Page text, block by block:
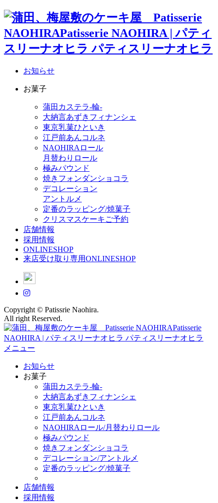
お知らせ
お菓子
蒲田カステラ-輪-
大納言あずきフィナンシェ
東京乳菓ひといき
江戸前あんコルネ
NAOHIRAロール
月替わりロール
極みパウンド
焼きフォンダンショコラ
デコレーション
アントルメ
定番のラッピング/焼菓子
クリスマスケーキご予約
店舗情報
採用情報
ONLINESHOP
来店受け取り専用ONLINESHOP
Copyright © Patissrie Naohira.
All right Reserved.
メニュー
お知らせ
お菓子
蒲田カステラ-輪-
大納言あずきフィナンシェ
東京乳菓ひといき
江戸前あんコルネ
NAOHIRAロール/月替わりロール
極みパウンド
焼きフォンダンショコラ
デコレーション/アントルメ
定番のラッピング/焼菓子
店舗情報
採用情報